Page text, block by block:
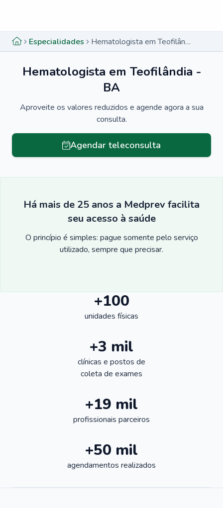
Especialidades Hematologista em Teofilândia - BA
Hematologista em Teofilândia -
BA
Aproveite os valores reduzidos e agende agora a sua
consulta.
Agendar teleconsulta
Há mais de 25 anos a Medprev facilita
seu acesso à saúde
O princípio é simples: pague somente pelo serviço
utilizado, sempre que precisar.
+100
unidades físicas
+3 mil
clínicas e postos de
coleta de exames
+19 mil
profissionais parceiros
+50 mil
agendamentos realizados